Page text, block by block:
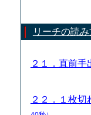
リーチの読
２１．直前
２２．１枚